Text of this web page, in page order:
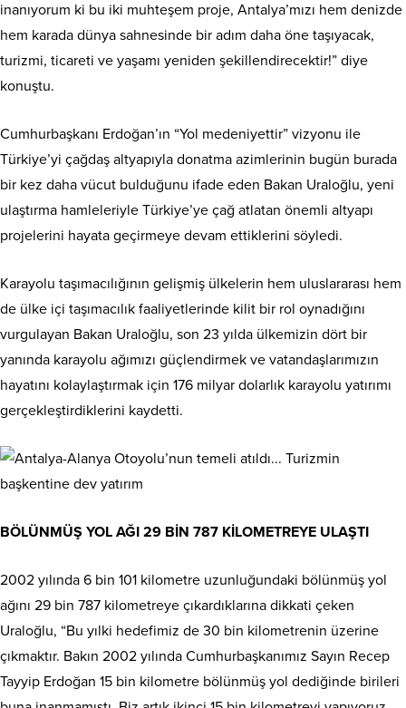
inanıyorum ki bu iki muhteşem proje, Antalya’mızı hem denizde
hem karada dünya sahnesinde bir adım daha öne taşıyacak,
turizmi, ticareti ve yaşamı yeniden şekillendirecektir!” diye
konuştu.
Cumhurbaşkanı Erdoğan’ın “Yol medeniyettir” vizyonu ile
Türkiye’yi çağdaş altyapıyla donatma azimlerinin bugün burada
bir kez daha vücut bulduğunu ifade eden Bakan Uraloğlu, yeni
ulaştırma hamleleriyle Türkiye’ye çağ atlatan önemli altyapı
projelerini hayata geçirmeye devam ettiklerini söyledi.
Karayolu taşımacılığının gelişmiş ülkelerin hem uluslararası hem
de ülke içi taşımacılık faaliyetlerinde kilit bir rol oynadığını
vurgulayan Bakan Uraloğlu, son 23 yılda ülkemizin dört bir
yanında karayolu ağımızı güçlendirmek ve vatandaşlarımızın
hayatını kolaylaştırmak için 176 milyar dolarlık karayolu yatırımı
gerçekleştirdiklerini kaydetti.
BÖLÜNMÜŞ YOL AĞI 29 BİN 787 KİLOMETREYE ULAŞTI
2002 yılında 6 bin 101 kilometre uzunluğundaki bölünmüş yol
ağını 29 bin 787 kilometreye çıkardıklarına dikkati çeken
Uraloğlu, “Bu yılki hedefimiz de 30 bin kilometrenin üzerine
çıkmaktır. Bakın 2002 yılında Cumhurbaşkanımız Sayın Recep
Tayyip Erdoğan 15 bin kilometre bölünmüş yol dediğinde birileri